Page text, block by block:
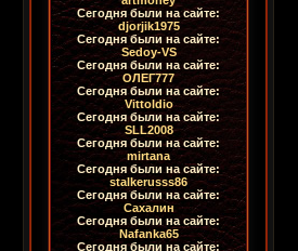
Сегодня были на сайте:
djorjik1975
Сегодня были на сайте:
Sedoy-VS
Сегодня были на сайте:
ОЛЕГ777
Сегодня были на сайте:
Vittoldio
Сегодня были на сайте:
SLL2008
Сегодня были на сайте:
mirtana
Сегодня были на сайте:
stalkerusss86
Сегодня были на сайте:
Сахалин
Сегодня были на сайте:
Nafanka65
Сегодня были на сайте: